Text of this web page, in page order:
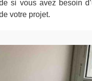
si vous avez besoin
votre projet.